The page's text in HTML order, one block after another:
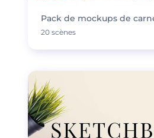
Pack de mockups de
20 scènes